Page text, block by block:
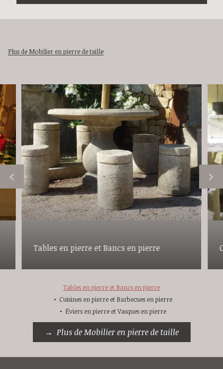
Plus de Mobilier en pierre de taille
Tables en pierre et Bancs en pierre
Tables en pierre et Bancs en pierre
Cuisines en pierre et Barbecues en pierre
Éviers en pierre et Vasques en pierre
Plus de Mobilier en pierre de taille